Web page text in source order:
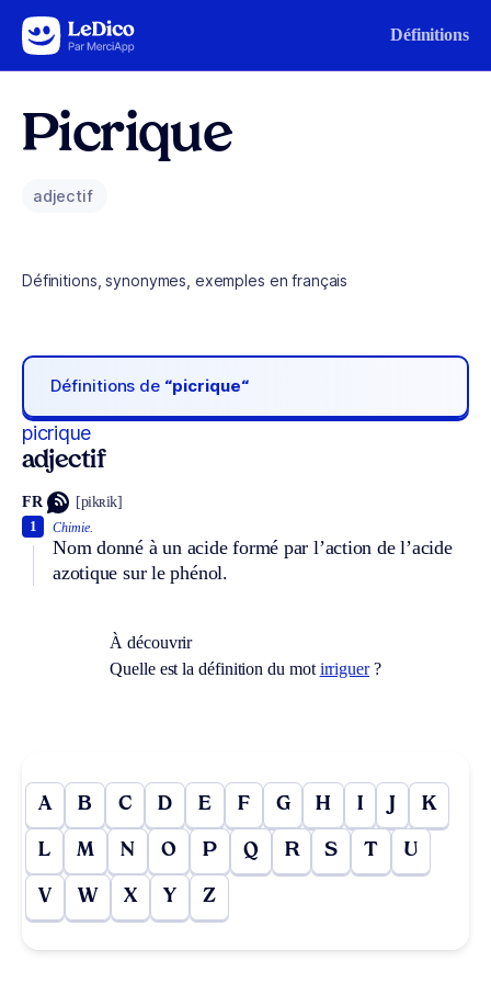
Aller au contenu Définitions
Picrique
adjectif
Définitions, synonymes, exemples en français
Définitions de “picrique“
picrique
adjectif
FR [pikʀik]
Chimie.
Nom donné à un acide formé par l’action de l’acide
azotique sur le phénol.
1
À découvrir
Quelle est la définition du mot irriguer?
A B C D E F G H I J K
L M N O P Q R S T U
V W X Y Z